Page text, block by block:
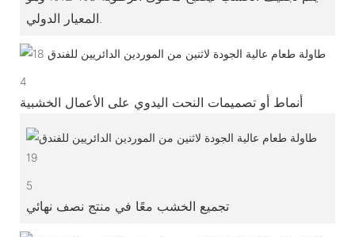
4
أنماط أو تصميمات النحت اليدوي على الأعمال الخشبية
5
تجميع الخشب معًا في منتج نصف نهائي